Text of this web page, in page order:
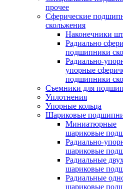
прочее
Сферические
скольжения
Наконечники
Радиально
подшипники
Радиально-
упорные
подшипники
Съемники для
Уплотнения
Упорные кольца
Шариковые
Миниатюрные
шариковые
Радиально-
шариковые
Радиальные
шариковые
Радиальные
шариковые